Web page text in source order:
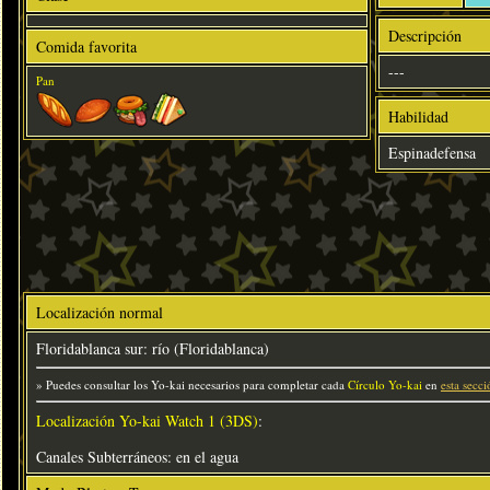
Comida favorita
Pan
Descripción
---
Habilidad
Espinadefensa
Localización normal
Floridablanca sur: río (Floridablanca)
» Puedes consultar los Yo-kai necesarios para completar cada Círculo Yo-kai en esta
Localización Yo-kai Watch 1 (3DS):
Canales Subterráneos: en el agua